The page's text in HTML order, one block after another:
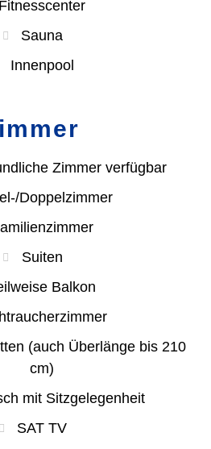
Fitnesscenter
Sauna
Innenpool
Zimmer verfügbar
Doppelzimmer
Suiten
Balkon
(auch Überlänge bis 210
cm)
mit Sitzgelegenheit
SAT TV